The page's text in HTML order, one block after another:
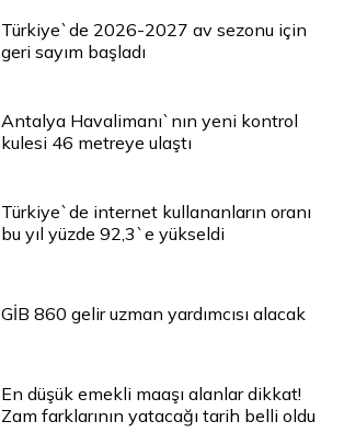
Türkiye`de 2026-2027 av sezonu için
geri sayım başladı
Antalya Havalimanı`nın yeni kontrol
kulesi 46 metreye ulaştı
Türkiye`de internet kullananların oranı
bu yıl yüzde 92,3`e yükseldi
GİB 860 gelir uzman yardımcısı alacak
En düşük emekli maaşı alanlar dikkat!
Zam farklarının yatacağı tarih belli oldu